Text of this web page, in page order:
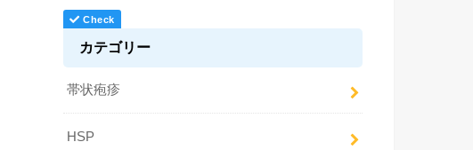
カテゴリー
帯状疱疹
HSP